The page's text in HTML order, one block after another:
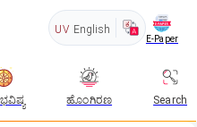
UV English
E-Paper
ಹೊಂಗಿರಣ Search